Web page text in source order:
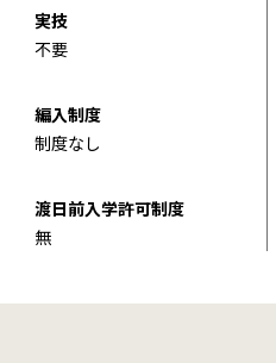
実技
不要
編入制度
制度なし
渡日前入学許可制度
無